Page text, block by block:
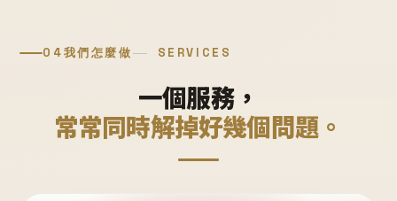
04我們怎麼做 SERVICES
一個服務，
常常同時解掉好幾個問題。